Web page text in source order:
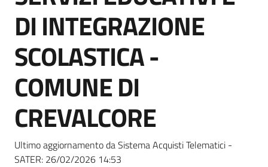
di
Supporto
telematiche
DI INTEGRAZIONE
SCOLASTICA -
COMUNE DI
CREVALCORE
Ultimo aggiornamento da Sistema Acquisti Telematici -
SATER: 26/02/2026 14:53